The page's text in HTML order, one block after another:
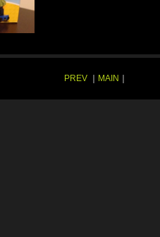
PREV ｜ MAIN ｜